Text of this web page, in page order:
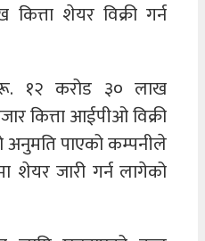
शेयर विक्री गर्न
रू. १२ करोड ३० लाख
कित्ता आईपीओ विक्री
अनुमति पाएको कम्पनीले
शेयर जारी गर्न लागेको